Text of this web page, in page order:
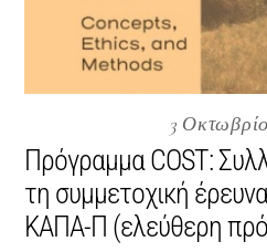
3
Πρόγραμμα COST:
τη συμμετοχική
ΚΑΠΑ-Π (ελεύθερη